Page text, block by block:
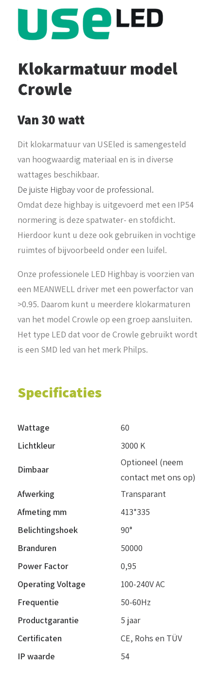
Klokarmatuur model
Crowle
Van 30 watt
Dit klokarmatuur van USEled is samengesteld
van hoogwaardig materiaal en is in diverse
wattages beschikbaar.
De juiste Higbay voor de professional.
Omdat deze highbay is uitgevoerd met een IP54
normering is deze spatwater- en stofdicht.
Hierdoor kunt u deze ook gebruiken in vochtige
ruimtes of bijvoorbeeld onder een luifel.
Onze professionele LED Highbay is voorzien van
een MEANWELL driver met een powerfactor van
>0.95. Daarom kunt u meerdere klokarmaturen
van het model Crowle op een groep aansluiten.
Het type LED dat voor de Crowle gebruikt wordt
is een SMD led van het merk Philps.
Specificaties
Wattage
60
Lichtkleur
3000 K
Dimbaar
Optioneel (neem
contact met ons op)
Afwerking
Transparant
Afmeting mm
413*335
Belichtingshoek
90°
Branduren
50000
Power Factor
0,95
Operating Voltage
100-240V AC
Frequentie
50-60Hz
Productgarantie
5 jaar
Certificaten
CE, Rohs en TÜV
IP waarde
54